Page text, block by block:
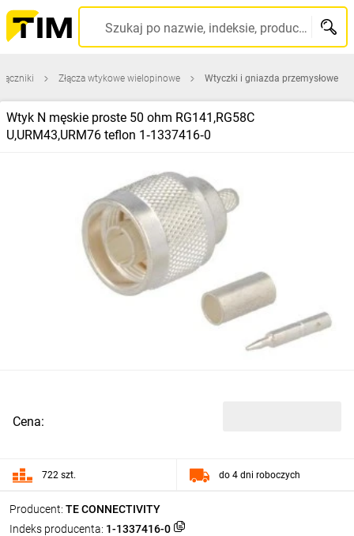
Szukaj po nazwie, indeksie, producencie, kodzie kreskowym...
Złącza wtykowe wielopinowe Wtyczki i gniazda przemysłowe
Wtyk N męskie proste 50 ohm RG141,RG58C
U,URM43,URM76 teflon 1‑1337416‑0
Producent: TE CONNECTIVITY
Indeks producenta: 1-1337416-0
Cena:
722 szt. do 4 dni roboczych